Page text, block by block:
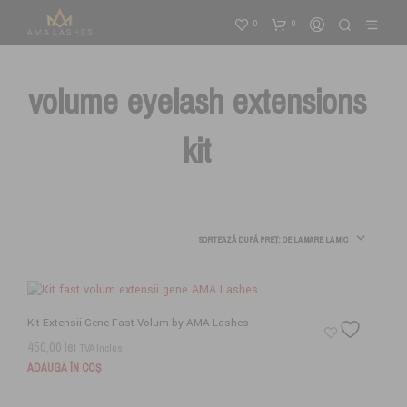
0 0
volume eyelash extensions
kit
SORTEAZĂ DUPĂ PREȚ: DE LA MARE LA MIC
Kit Extensii Gene Fast Volum by AMA Lashes
450,00lei TVA Inclus
ADAUGĂ ÎN COȘ